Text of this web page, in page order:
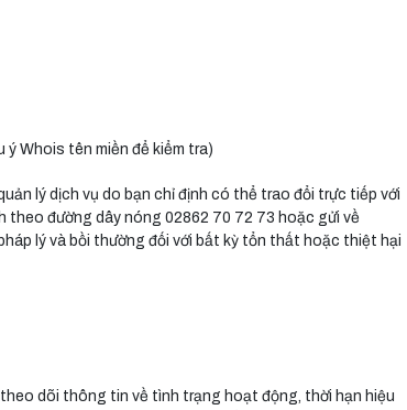
ý Whois tên miền để kiểm tra)
lý dịch vụ do bạn chỉ định có thể trao đổi trực tiếp với
đường dây nóng 02862 70 72 73 hoặc gửi về
lý và bồi thường đối với bất kỳ tổn thất hoặc thiệt hại
dõi thông tin về tình trạng hoạt động, thời hạn hiệu